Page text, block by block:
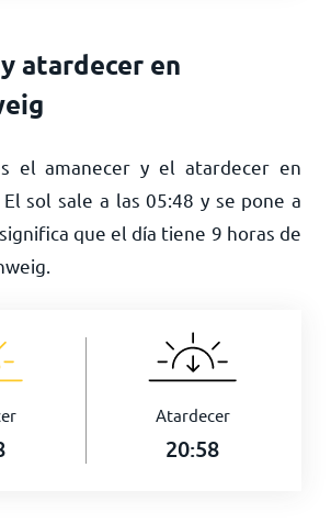
atardecer en
el amanecer y el atardecer en
El sol sale a las05:48 y se pone a
significa que el día tiene 9 horas de
Atardecer
20:58